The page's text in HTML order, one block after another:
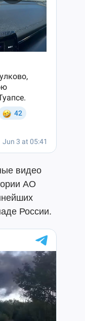
видео
АО
России.